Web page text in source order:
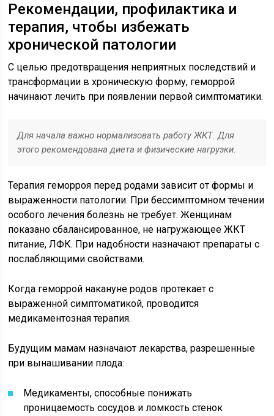
Рекомендации, профилактика и
терапия, чтобы избежать
хронической патологии
С целью предотвращения неприятных последствий и
трансформации в хроническую форму, геморрой
начинают лечить при появлении первой симптоматики.
Для начала важно нормализовать работу ЖКТ. Для
этого рекомендована диета и физические нагрузки.
Терапия геморроя перед родами зависит от формы и
выраженности патологии. При бессимптомном течении
особого лечения болезнь не требует. Женщинам
показано сбалансированное, не нагружающее ЖКТ
питание, ЛФК. При надобности назначают препараты с
послабляющими свойствами.
Когда геморрой накануне родов протекает с
выраженной симптоматикой, проводится
медикаментозная терапия.
Будущим мамам назначают лекарства, разрешенные
при вынашивании плода:
Медикаменты, способные понижать
проницаемость сосудов и ломкость стенок